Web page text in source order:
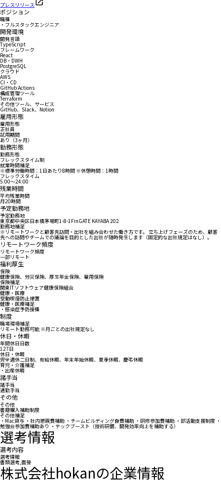
プレスリリース
ポジション
職種
・フルスタックエンジニア
開発環境
開発言語
TypeScript
フレームワーク
React
DB・DWH
PostgreSQL
クラウド
AWS
CI・CD
GitHub Actions
構成管理ツール
Terraform
その他ツール、サービス
GitHub、Slack、Notion
雇用形態
雇用形態
正社員
試用期間
あり（3ヶ月）
勤務形態
勤務形態
フレックスタイム制
就業時間補足
※標準労働時間：1日あたり8時間 ※休憩時間：1時間
フレックスタイム
5:00〜24:00
残業時間
平均残業時間
月20時間
予定勤務地
予定勤務地
東京都中央区日本橋茅場町1-8-1FinGATE KAYABA 202
勤務地補足
※リモートワークと顧客先訪問・出社を組み合わせた働き方です。 立ち上げフェーズのため、顧客
先への訪問やチームでの議論を目的とした出社が随時発生します（固定的な出社規定はなし）。
リモートワーク頻度
リモートワーク頻度
一部リモート
福利厚生
保険
健康保険、労災保険、厚生年金保険、雇用保険
保険補足
関東ITソフトウェア健康保険組合
健康・医療
受動喫煙防止措置
健康・医療補足
・感染症予防接種
制度
職場環境補足
リモート勤務可能 ※月ごとの出社規定なし
休日・休暇
年間休日日数
127日
休日・休暇
完全週休二日制、有給休暇、年末年始休暇、夏季休暇、慶弔休暇
育児・介護補足
・出産休暇
諸手当
諸手当
通勤手当
その他
その他
書籍購入補助制度
その他補足
・Mac貸与 ・社内懇親費補助 ・チームビルディング食費補助 ・研修参加費補助 ・部活動支援制度 ・
勉強会参加費補助あり ・テックブースト（技術研鑽、開発効率向上を補助する）
選考情報
選考内容
選考情報
書類選考,面接
株式会社hokanの企業情報